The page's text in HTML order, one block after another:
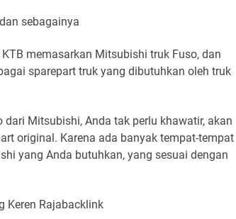
sebagainya
memasarkan Mitsubishi truk Fuso, dan
sparepart truk yang dibutuhkan oleh truk
Mitsubishi, Anda tak perlu khawatir, akan
original. Karena ada banyak tempat-tempat
yang Anda butuhkan, yang sesuai dengan